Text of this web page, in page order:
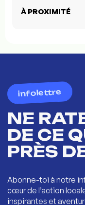
À PROXIMITÉ
infolettre
NE
DE CE
PRÈS
Abonne-toi à notre
cœur de l’action
inspirantes et